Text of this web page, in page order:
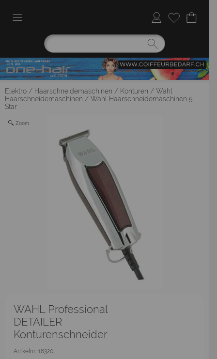
Elektro / Haarschneidemaschinen / Konturen / Wahl
Haarschneidemaschinen / Wahl Haarschneidemaschinen 5
Star
Zoom
WAHL Professional
DETAILER
Konturenschneider
Artikelnr.: 18320